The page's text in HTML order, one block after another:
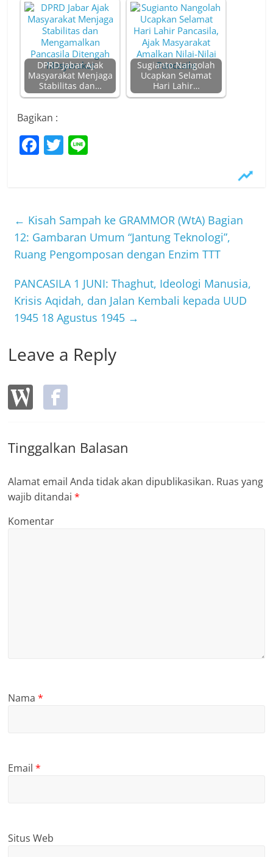
DPRD Jabar Ajak
Masyarakat Menjaga
Stabilitas dan…
Sugianto Nangolah
Ucapkan Selamat
Hari Lahir…
Bagikan :
F
b
o
o
k
T
← Kisah Sampah ke GRAMMOR (WtA) Bagian
12: Gambaran Umum “Jantung Teknologi”,
Ruang Pengomposan dengan Enzim TTT
PANCASILA 1 JUNI: Thaghut, Ideologi Manusia,
Krisis Aqidah, dan Jalan Kembali kepada UUD
1945 18 Agustus 1945 →
Leave a Reply
Tinggalkan Balasan
Alamat email Anda tidak akan dipublikasikan. Ruas yang
wajib ditandai*
Komentar
Nama*
Email*
Situs Web